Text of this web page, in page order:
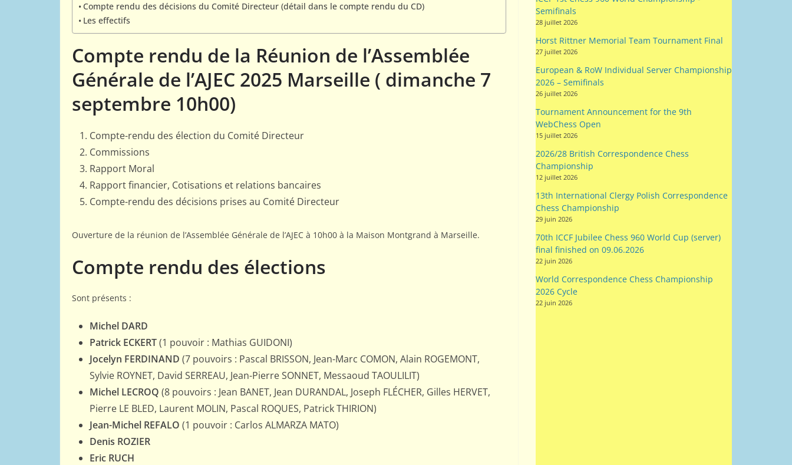
Compte rendu des décisions du Comité Directeur (détail dans le compte rendu du CD)
Les effectifs
Compte rendu de la Réunion de l’Assemblée
Générale de l’AJEC 2025 Marseille ( dimanche 7
septembre 10h00)
Compte-rendu des élection du Comité Directeur
Commissions
Rapport Moral
Rapport financier, Cotisations et relations bancaires
Compte-rendu des décisions prises au Comité Directeur
Ouverture de la réunion de l’Assemblée Générale de l’AJEC à 10h00 à la Maison Montgrand à Marseille.
Compte rendu des élections
Sont présents :
Michel DARD
Patrick ECKERT(1 pouvoir : Mathias GUIDONI)
Jocelyn FERDINAND (7 pouvoirs : Pascal BRISSON, Jean-Marc COMON, Alain ROGEMONT,
Sylvie ROYNET, David SERREAU, Jean-Pierre SONNET, Messaoud TAOULILIT)
Michel LECROQ (8 pouvoirs : Jean BANET, Jean DURANDAL, Joseph FLÉCHER, Gilles HERVET,
Pierre LE BLED, Laurent MOLIN, Pascal ROQUES, Patrick THIRION)
Jean-Michel REFALO (1 pouvoir : Carlos ALMARZA MATO)
Denis ROZIER
Eric RUCH
Semifinals
28 juillet 2026
Horst Rittner Memorial Team Tournament Final
27 juillet 2026
European & RoW Individual Server Championship
2026 – Semifinals
26 juillet 2026
Tournament Announcement for the 9th
WebChess Open
15 juillet 2026
2026/28 British Correspondence Chess
Championship
12 juillet 2026
13th International Clergy Polish Correspondence
Chess Championship
29 juin 2026
70th ICCF Jubilee Chess 960 World Cup (server)
final finished on 09.06.2026
22 juin 2026
World Correspondence Chess Championship
2026 Cycle
22 juin 2026